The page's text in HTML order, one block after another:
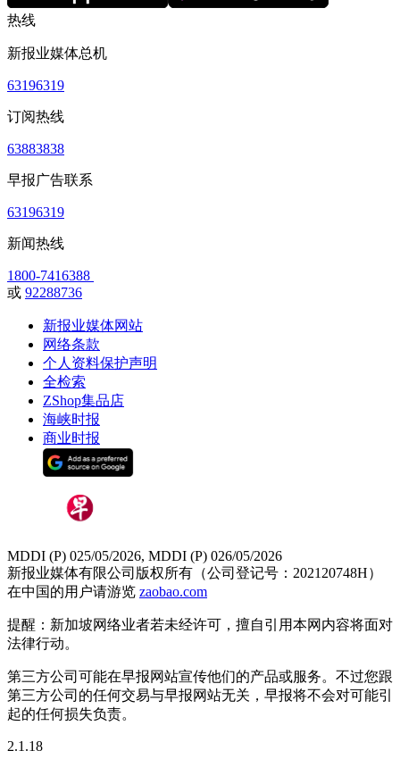
热线
新报业媒体总机
63196319
订阅热线
63883838
早报广告联系
63196319
新闻热线
1800-7416388
或 92288736
新报业媒体网站
网络条款
个人资料保护声明
全检索
ZShop集品店
海峡时报
商业时报
MDDI (P) 025/05/2026, MDDI (P) 026/05/2026
新报业媒体有限公司版权所有（公司登记号：202120748H）
在中国的用户请游览 zaobao.com
提醒：新加坡网络业者若未经许可，擅自引用本网内容将面对
法律行动。
第三方公司可能在早报网站宣传他们的产品或服务。不过您跟
第三方公司的任何交易与早报网站无关，早报将不会对可能引
起的任何损失负责。
2.1.18